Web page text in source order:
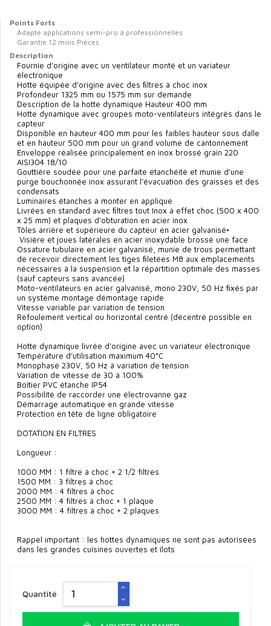
Points Forts
Adapté applications semi-pro à professionnelles
Garantie 12 mois Pièces
Description
Fournie d’origine avec un ventilateur monté et un variateur
électronique
Hotte équipée d’origine avec des ﬁltres à choc inox
Profondeur 1325 mm ou 1575 mm sur demande
Description de la hotte dynamique Hauteur 400 mm
Hotte dynamique avec groupes moto-ventilateurs intégrés dans le
capteur
Disponible en hauteur 400 mm pour les faibles hauteur sous dalle
et en hauteur 500 mm pour un grand volume de cantonnement
Enveloppe réalisée principalement en inox brossé grain 220
AISI304 18/10
Gouttière soudée pour une parfaite étanchéité et munie d’une
purge bouchonnée inox assurant l’évacuation des graisses et des
condensats
Luminaires étanches à monter en applique
Livrées en standard avec ﬁltres tout Inox à effet choc (500 x 400
x 25 mm) et plaques d’obturation en acier inox
Tôles arrière et supérieure du capteur en acier galvanisé•
Visière et joues latérales en acier inoxydable brossé une face
Ossature tubulaire en acier galvanisé, munie de trous permettant
de recevoir directement les tiges ﬁletées M8 aux emplacements
nécessaires à la suspension et la répartition optimale des masses
(sauf capteurs sans avancée)
Moto-ventilateurs en acier galvanisé, mono 230V, 50 Hz ﬁxés par
un système montage démontage rapide
Vitesse variable par variation de tension
Refoulement vertical ou horizontal centré (décentré possible en
option)
Hotte dynamique livrée d’origine avec un variateur électronique
Température d’utilisation maximum 40°C
Monophasé 230V, 50 Hz à variation de tension
Variation de vitesse de 30 à 100%
Boîtier PVC étanche IP54
Possibilité de raccorder une électrovanne gaz
Démarrage automatique en grande vitesse
Protection en tête de ligne obligatoire
DOTATION EN FILTRES
Longueur :
1000 MM : 1 filtre à choc + 2 1/2 filtres
1500 MM : 3 filtres à choc
2000 MM : 4 filtres à choc
2500 MM : 4 filtres à choc + 1 plaque
3000 MM : 4 filtres à choc + 2 plaques
Rappel important : les hottes dynamiques ne sont pas autorisées
dans les grandes cuisines ouvertes et îlots
Quantité